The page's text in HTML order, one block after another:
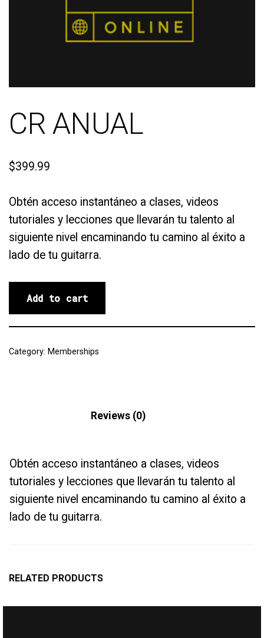
CR ANUAL
$399.99
Obtén acceso instantáneo a clases, videos
tutoriales y lecciones que llevarán tu talento al
siguiente nivel encaminando tu camino al éxito a
lado de tu guitarra.
Add to cart
Category: Memberships
Reviews (0)
Obtén acceso instantáneo a clases, videos
tutoriales y lecciones que llevarán tu talento al
siguiente nivel encaminando tu camino al éxito a
lado de tu guitarra.
RELATED PRODUCTS